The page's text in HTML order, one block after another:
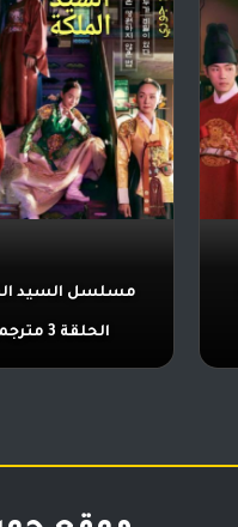
مسلسل السيد
الحلقة 3 مترجمة